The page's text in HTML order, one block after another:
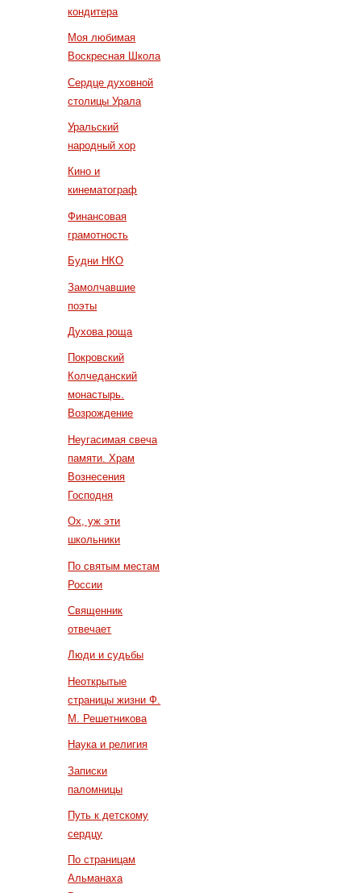
кондитера
Моя любимая
Воскресная Школа
Сердце духовной
столицы Урала
Уральский
народный хор
Кино и
кинематограф
Финансовая
грамотность
Будни НКО
Замолчавшие
поэты
Духова роща
Покровский
Колчеданский
монастырь.
Возрождение
Неугасимая свеча
памяти. Храм
Вознесения
Господня
Ох, уж эти
школьники
По святым местам
России
Священник
отвечает
Люди и судьбы
Неоткрытые
страницы жизни Ф.
М. Решетникова
Наука и религия
Записки
паломницы
Путь к детскому
сердцу
По страницам
Альманаха